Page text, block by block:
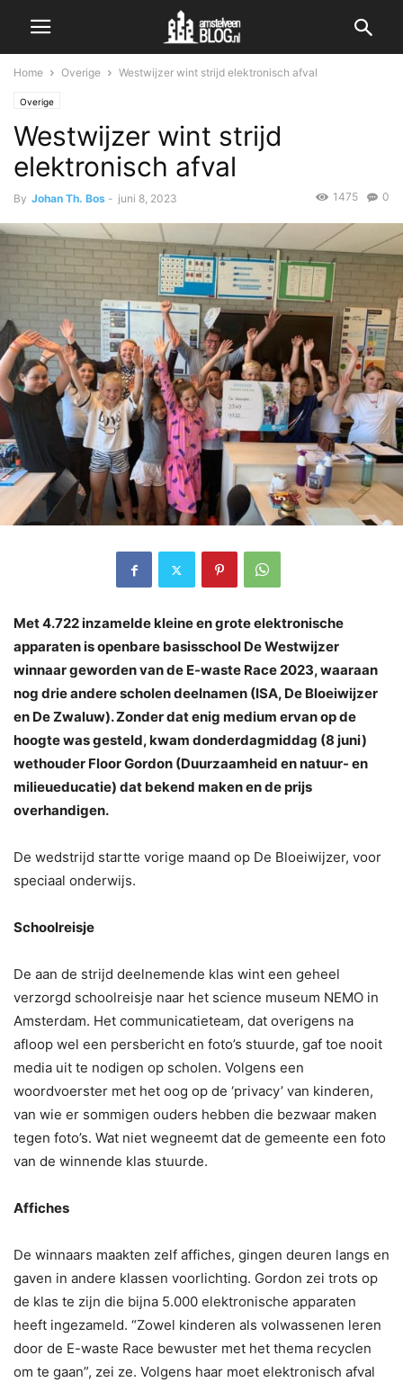
Home Overige Westwijzer wint strijd elektronisch afval
Overige
Westwijzer wint strijd
elektronisch afval
By Johan Th. Bos - juni 8, 2023 0
1475
Met 4.722 inzamelde kleine en grote elektronische
apparaten is openbare basisschool De Westwijzer
winnaar geworden van de E-waste Race 2023, waaraan
nog drie andere scholen deelnamen (ISA, De Bloeiwijzer
en De Zwaluw). Zonder dat enig medium ervan op de
hoogte was gesteld, kwam donderdagmiddag (8 juni)
wethouder Floor Gordon (Duurzaamheid en natuur- en
milieueducatie) dat bekend maken en de prijs
overhandigen.
De wedstrijd startte vorige maand op De Bloeiwijzer, voor
speciaal onderwijs.
Schoolreisje
De aan de strijd deelnemende klas wint een geheel
verzorgd schoolreisje naar het science museum NEMO in
Amsterdam. Het communicatieteam, dat overigens na
afloop wel een persbericht en foto’s stuurde, gaf toe nooit
media uit te nodigen op scholen. Volgens een
woordvoerster met het oog op de ‘privacy’ van kinderen,
van wie er sommigen ouders hebben die bezwaar maken
tegen foto’s. Wat niet wegneemt dat de gemeente een foto
van de winnende klas stuurde.
Affiches
De winnaars maakten zelf affiches, gingen deuren langs en
gaven in andere klassen voorlichting. Gordon zei trots op
de klas te zijn die bijna 5.000 elektronische apparaten
heeft ingezameld. “Zowel kinderen als volwassenen leren
door de E-waste Race bewuster met het thema recyclen
om te gaan”, zei ze. Volgens haar moet elektronisch afval